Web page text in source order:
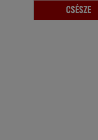
CSÉSZE